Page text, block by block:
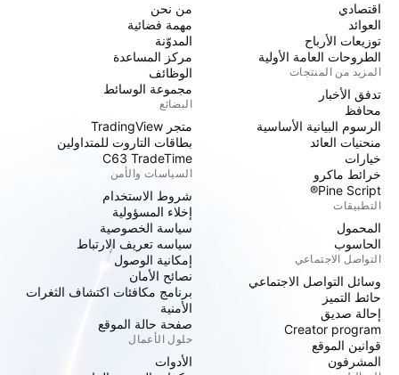
اقتصادي
العوائد
توزيعات الأرباح
الطروحات العامة الأولية
المزيد من المنتجات
تدفق الأخبار
محافظ
الرسوم البيانية الأساسية
منحنيات العائد
خيارات
خرائط ماكرو
Pine Script®
التطبيقات
المحمول
الحاسوب
التواصل الاجتماعي
وسائل التواصل الاجتماعي
حائط التميز
إحالة صديق
Creator program
قوانين الموقع
المشرفون
من نحن
مهمة فضائية
المدوّنة
مركز المساعدة
الوظائف
مجموعة الوسائط
البضائع
متجر TradingView
بطاقات التاروت للمتداولين
C63 TradeTime
السياسات والأمن
شروط الاستخدام
إخلاء المسؤولية
سياسة الخصوصية
سياسه تعريف الارتباط
إمكانية الوصول
نصائح الأمان
برنامج مكافئات اكتشاف الثغرات
الأمنية
صفحة حالة الموقع
حلول الأعمال
الأدوات